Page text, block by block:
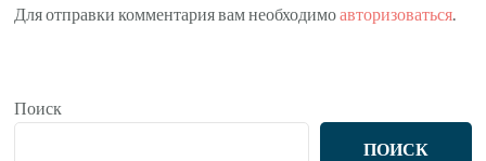
Для отправки комментария вам необходимоавторизоваться.
Поиск
ПОИСК